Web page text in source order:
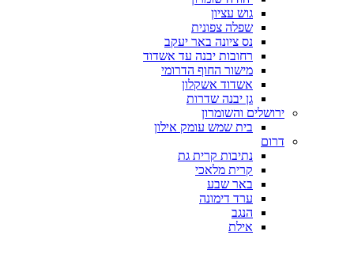
גוש עציון
שפלה צפונית
נס ציונה באר יעקב
רחובות יבנה עד אשדוד
מישור החוף הדרומי
אשדוד אשקלון
גן יבנה שדרות
ירושלים והשומרון
בית שמש עומק אילון
דרום
נתיבות קרית גת
קרית מלאכי
באר שבע
ערד דימונה
הנגב
אילת